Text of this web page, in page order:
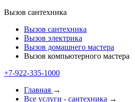
Вызов сантехника
Вызов сантехника
Вызов электрика
Вызов домашнего мастера
Вызов компьютерного мастера
+7-922-335-2000
Главная →
Все услуги - cантехника →